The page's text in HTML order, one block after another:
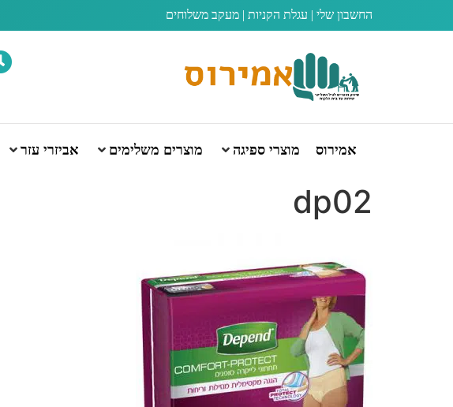
החשבון שלי | עגלת הקניות | מעקב משלוחים
אמירוס מוצרי ספיגה מוצרים משלימים אביזרי עזר
dp02